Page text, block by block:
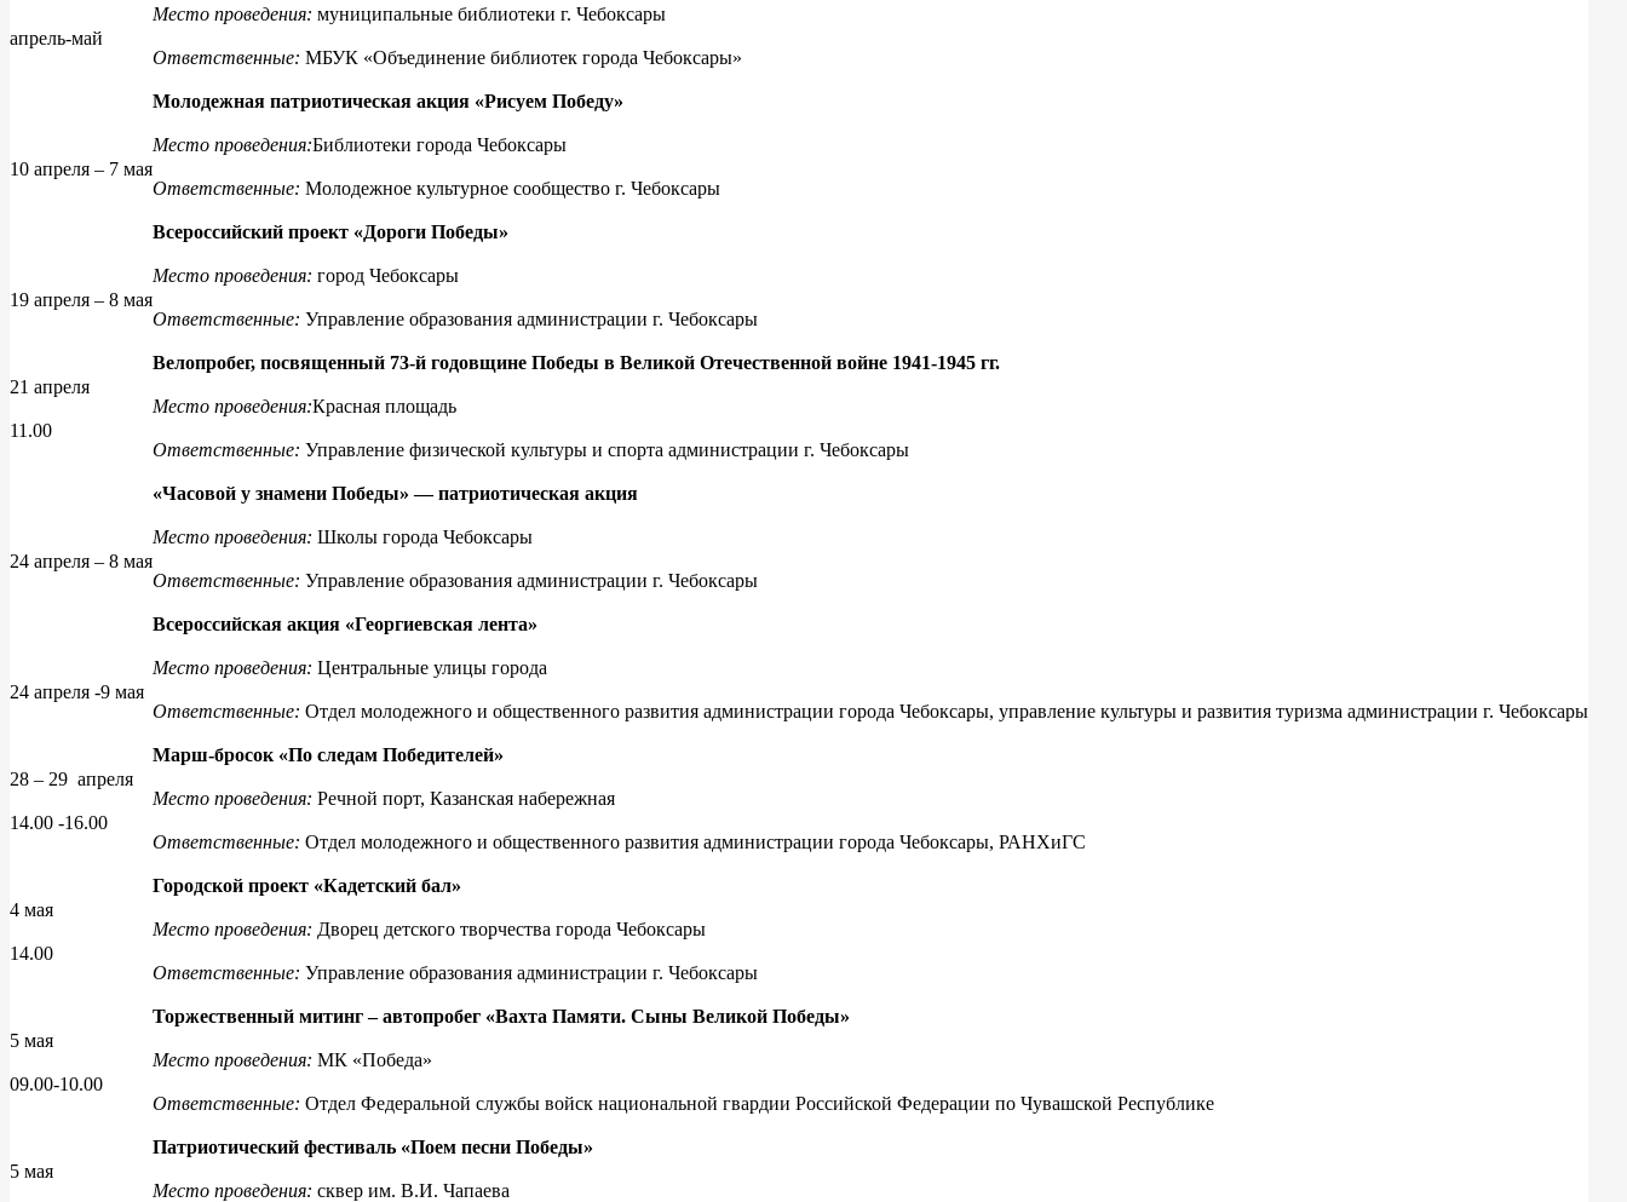
апрель-май
Место проведения: муниципальные библиотеки г. Чебоксары
Ответственные: МБУК «Объединение библиотек города Чебоксары»
10 апреля – 7 мая
Молодежная патриотическая акция «Рисуем Победу»
Место проведения:Библиотеки города Чебоксары
Ответственные: Молодежное культурное сообщество г. Чебоксары
19 апреля – 8 мая
Всероссийский проект «Дороги Победы»
Место проведения: город Чебоксары
Ответственные: Управление образования администрации г. Чебоксары
21 апреля
11.00
Велопробег, посвященный 73-й годовщине Победы в Великой Отечественной войне 1941-1945 гг.
Место проведения:Красная площадь
Ответственные: Управление физической культуры и спорта администрации г. Чебоксары
24 апреля – 8 мая
«Часовой у знамени Победы» — патриотическая акция
Место проведения: Школы города Чебоксары
Ответственные: Управление образования администрации г. Чебоксары
24 апреля -9 мая
Всероссийская акция «Георгиевская лента»
Место проведения: Центральные улицы города
Ответственные: Отдел молодежного и общественного развития администрации города Чебоксары, управление культуры и развития туризма администрации г. Чебоксары
28 – 29 апреля
14.00 -16.00
Марш-бросок «По следам Победителей»
Место проведения: Речной порт, Казанская набережная
Ответственные: Отдел молодежного и общественного развития администрации города Чебоксары, РАНХиГС
4 мая
14.00
Городской проект «Кадетский бал»
Место проведения: Дворец детского творчества города Чебоксары
Ответственные: Управление образования администрации г. Чебоксары
5 мая
09.00-10.00
Торжественный митинг – автопробег «Вахта Памяти. Сыны Великой Победы»
Место проведения: МК «Победа»
Ответственные: Отдел Федеральной службы войск национальной гвардии Российской Федерации по Чувашской Республике
5 мая
Патриотический фестиваль «Поем песни Победы»
Место проведения: сквер им. В.И. Чапаева